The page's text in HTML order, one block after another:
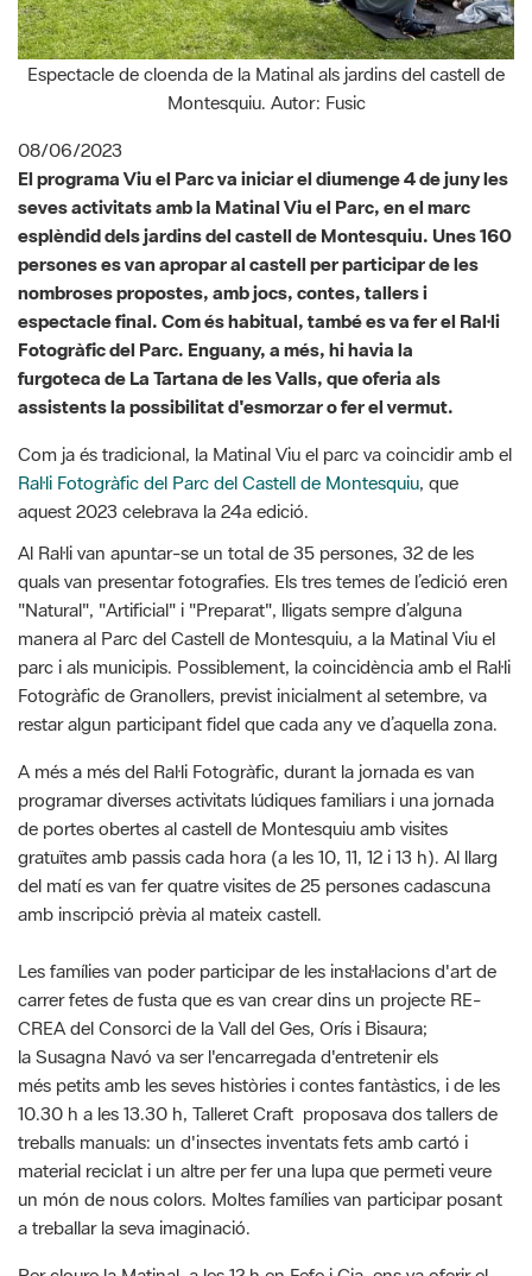
Montesquiu. Autor: Fusic
08/06/2023
El programa Viu el Parc va iniciar el diumenge 4 de juny les
seves activitats amb la Matinal Viu el Parc, en el marc
esplèndid dels jardins del castell de Montesquiu. Unes 160
persones es van apropar al castell per participar de les
nombroses propostes, amb jocs, contes, tallers i
espectacle final. Com és habitual, també es va fer el Ral·li
Fotogràfic del Parc. Enguany, a més, hi havia la
furgoteca de La Tartana de les Valls, que oferia als
assistents la possibilitat d'esmorzar o fer el vermut.
Com ja és tradicional, la Matinal Viu el parc va coincidir amb el
Ral·li Fotogràfic del Parc del Castell de Montesquiu
, que
aquest 2023 celebrava la 24a edició.
Al Ral·li van apuntar-se un total de 35 persones, 32 de les
quals van presentar fotografies. Els tres temes de l’edició eren
"Natural", "Artificial" i "Preparat", lligats sempre d’alguna
manera al Parc del Castell de Montesquiu, a la Matinal Viu el
parc i als municipis. Possiblement, la coincidència amb el Ral·li
Fotogràfic de Granollers, previst inicialment al setembre, va
restar algun participant fidel que cada any ve d’aquella zona.
A més a més del Ral·li Fotogràfic, durant la jornada es van
programar diverses activitats lúdiques familiars i una jornada
de portes obertes al castell de Montesquiu amb visites
gratuïtes amb passis cada hora (a les 10, 11, 12 i 13 h). Al llarg
del matí es van fer quatre visites de 25 persones cadascuna
amb inscripció prèvia al mateix castell.
Les famílies van poder participar de les instal·lacions d'art de
carrer fetes de fusta que es van crear dins un projecte RE-
la Susagna Navó va ser l'encarregada d'entretenir els
més petits amb les seves històries i contes fantàstics, i de les
10.30 h a les 13.30 h, Talleret Craft proposava dos tallers de
treballs manuals: un d'insectes inventats fets amb cartó i
material reciclat i un altre per fer una lupa que permeti veure
un món de nous colors. Moltes famílies van participar posant
a treballar la seva imaginació.
Per cloure la Matinal, a les 12 h en Fefe i Cia. ens va oferir el
seu espectacle "La Maleta que sona", que va animar amb les
seves cançons i balla en família. Després d'aquest espectacle,